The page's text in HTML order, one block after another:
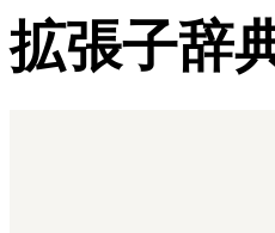
拡張子辞